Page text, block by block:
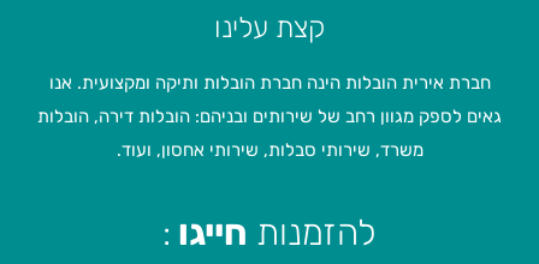
קצת עלינו
חברת אירית הובלות הינה חברת הובלות ותיקה ומקצועית. אנו
גאים לספק מגוון רחב של שירותים ובניהם: הובלות דירה, הובלות
משרד, שירותי סבלות, שירותי אחסון, ועוד.
להזמנות חייגו :